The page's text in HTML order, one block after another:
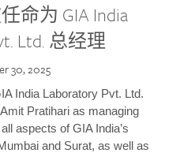
命为 GIA India
Ltd. 总经理
30, 2025
India Laboratory Pvt. Ltd.
Pratihari as managing
aspects of GIA India’s
and Surat, as well as